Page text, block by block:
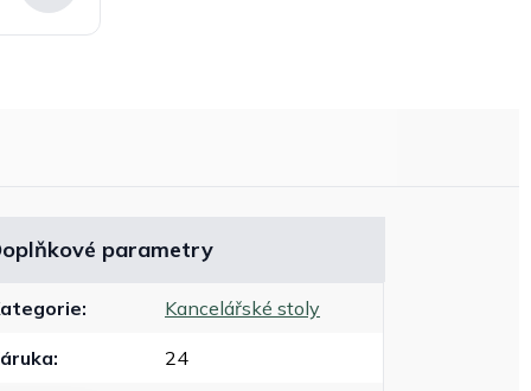
parametry
: Kancelářské stoly
: 24